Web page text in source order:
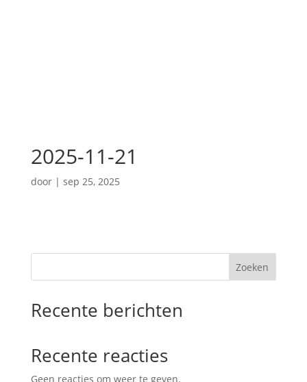
2025-11-21
door | sep 25, 2025
Zoeken
Recente berichten
Recente reacties
Geen reacties om weer te geven.